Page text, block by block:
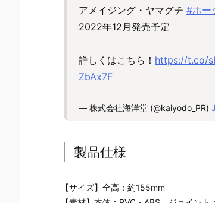
アメイジング・ヤマグチ #ホー
2022年12月発売予定
詳しくはこちら！ https://t.co/
ZbAx7F
— 株式会社海洋堂 (@kaiyodo_PR)
製品仕様
【サイズ】全高：約155mm